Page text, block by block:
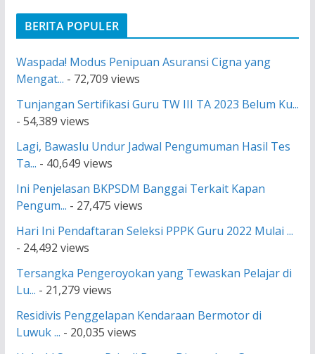
BERITA POPULER
Waspada! Modus Penipuan Asuransi Cigna yang
Mengat... - 72,709 views
Tunjangan Sertifikasi Guru TW III TA 2023 Belum Ku...
- 54,389 views
Lagi, Bawaslu Undur Jadwal Pengumuman Hasil Tes
Ta... - 40,649 views
Ini Penjelasan BKPSDM Banggai Terkait Kapan
Pengum... - 27,475 views
Hari Ini Pendaftaran Seleksi PPPK Guru 2022 Mulai ...
- 24,492 views
Tersangka Pengeroyokan yang Tewaskan Pelajar di
Lu... - 21,279 views
Residivis Penggelapan Kendaraan Bermotor di
Luwuk ... - 20,035 views